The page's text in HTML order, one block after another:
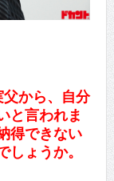
父から、自分
と言われま
得できない
ょうか。